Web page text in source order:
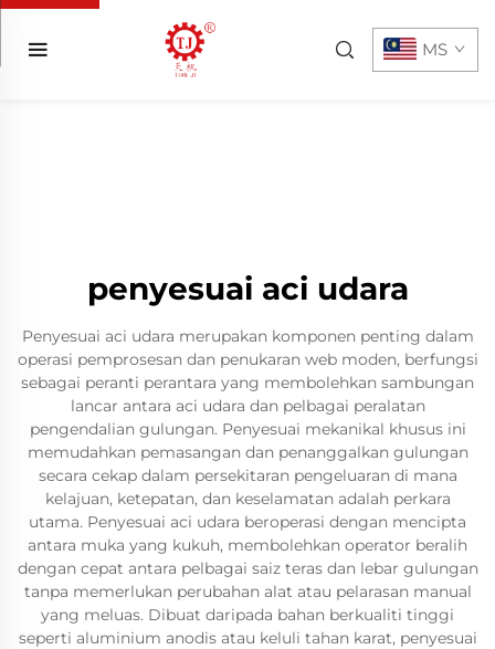
MS
penyesuai aci udara
Penyesuai aci udara merupakan komponen penting dalam
operasi pemprosesan dan penukaran web moden, berfungsi
sebagai peranti perantara yang membolehkan sambungan
lancar antara aci udara dan pelbagai peralatan
pengendalian gulungan. Penyesuai mekanikal khusus ini
memudahkan pemasangan dan penanggalkan gulungan
secara cekap dalam persekitaran pengeluaran di mana
kelajuan, ketepatan, dan keselamatan adalah perkara
utama. Penyesuai aci udara beroperasi dengan mencipta
antara muka yang kukuh, membolehkan operator beralih
dengan cepat antara pelbagai saiz teras dan lebar gulungan
tanpa memerlukan perubahan alat atau pelarasan manual
yang meluas. Dibuat daripada bahan berkualiti tinggi
seperti aluminium anodis atau keluli tahan karat, penyesuai